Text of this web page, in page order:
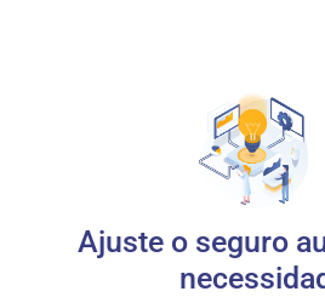
Ajuste o seguro